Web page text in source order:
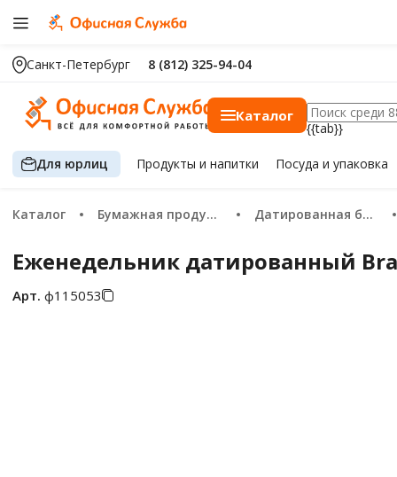
Санкт-Петербург 8 (812) 325-94-04
Каталог
{{tab}}
Для юрлиц Продуктыи напитки Посуда и упаковка
Каталог Бумажная продукция Датированная бумажная продукция 2026
Еженедельник датированный
Арт. ф115053